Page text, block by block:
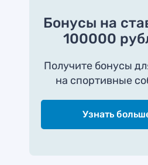
Бонусы на
100000
Получите бонусы
на спортивные
Узнать